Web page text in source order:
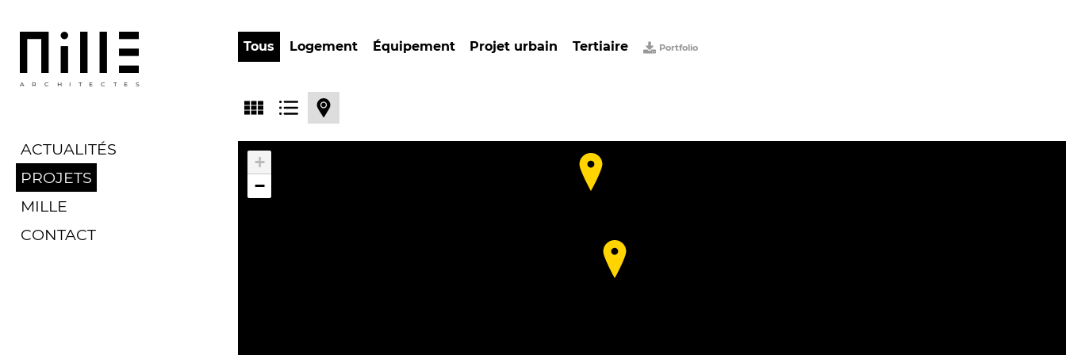
ARCHITECTES
ACTUALITÉS
PROJETS
MILLE
CONTACT
Tous Logement Équipement Projet urbain Tertiaire Portfolio
+
−